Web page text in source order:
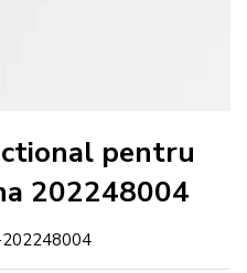
pentru
202248004
202248004